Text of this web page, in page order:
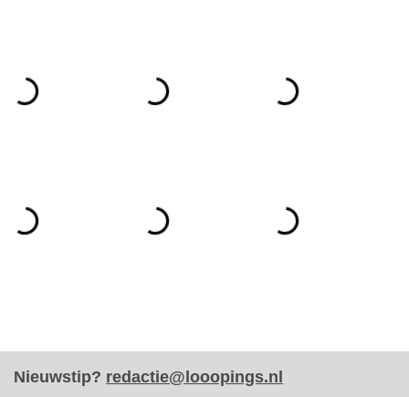
Nieuwstip? redactie@looopings.nl